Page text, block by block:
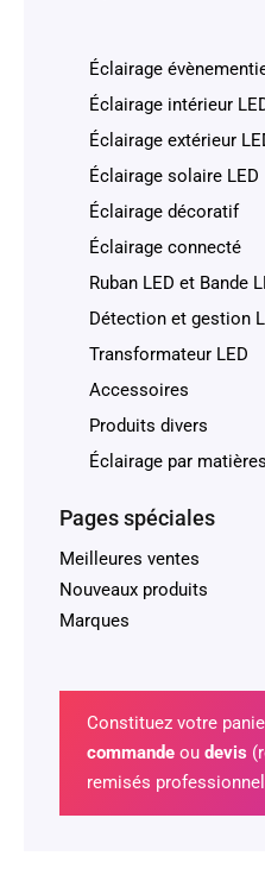
Éclairage
Éclairage intérieur
Éclairage extérieur
Éclairage solaire LED
Éclairage décoratif
Éclairage connecté
Ruban LED et Bande
Détection et gestion
Transformateur LED
Accessoires
Produits divers
Éclairage par matières
Pages spéciales
Meilleures ventes
Nouveaux produits
Marques
Constituez votre
commandeou devis
remisés